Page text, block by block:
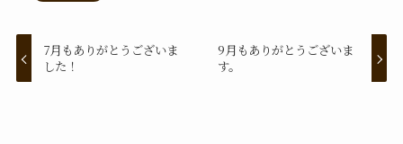
7月もありがとうございま
した！
9月もありがとうございま
す。